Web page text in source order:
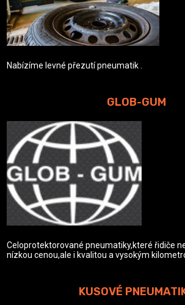
Nabízíme levné přezutí pneumatik .
GLOB-GUM
Celoprotektorované pneumatiky,které řidiče
nízkou cenou,ale i kvalitou a vysokým
KUSOVÉ